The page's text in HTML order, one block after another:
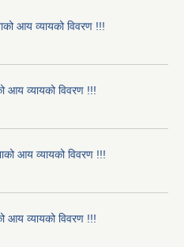
आय व्यायको विवरण !!!
आय व्यायको विवरण !!!
आय व्यायको विवरण !!!
आय व्यायको विवरण !!!